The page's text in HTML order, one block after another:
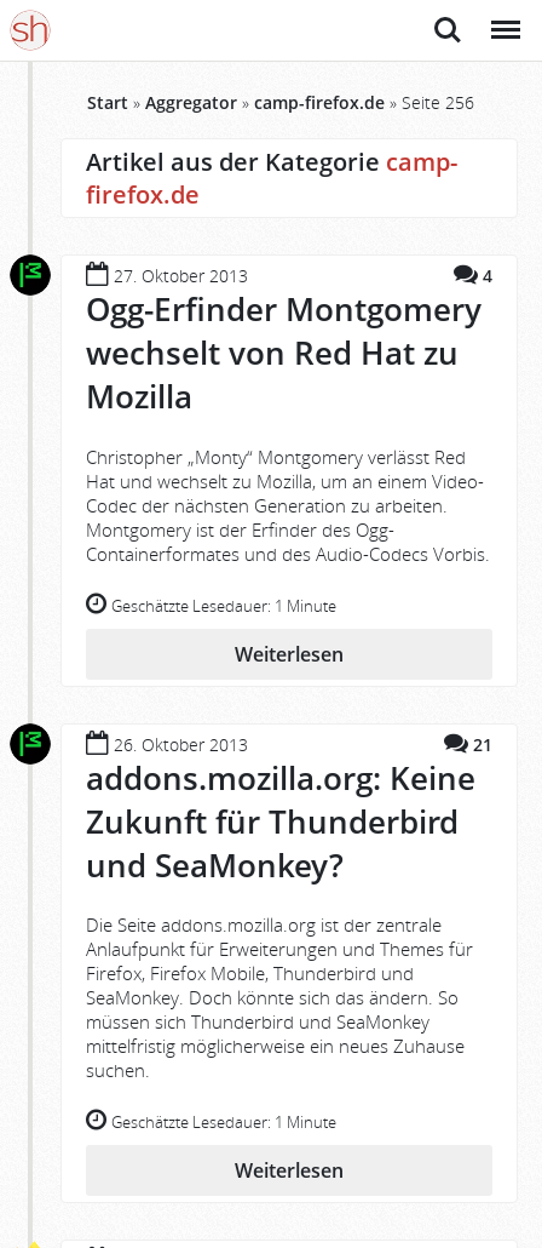
Suche Menü
Start » Aggregator » camp-firefox.de » Seite 256
Artikel aus der Kategorie camp-
firefox.de
27. Oktober 2013 4
Ogg-Erfinder Montgomery
wechselt von Red Hat zu
Mozilla
Christopher „Monty“ Montgomery verlässt Red
Hat und wechselt zu Mozilla, um an einem Video-
Codec der nächsten Generation zu arbeiten.
Montgomery ist der Erfinder des Ogg-
Containerformates und des Audio-Codecs Vorbis.
Geschätzte Lesedauer: 1 Minute
Weiterlesen
26. Oktober 2013 21
addons.mozilla.org: Keine
Zukunft für Thunderbird
und SeaMonkey?
Die Seite addons.mozilla.org ist der zentrale
Anlaufpunkt für Erweiterungen und Themes für
Firefox, Firefox Mobile, Thunderbird und
SeaMonkey. Doch könnte sich das ändern. So
müssen sich Thunderbird und SeaMonkey
mittelfristig möglicherweise ein neues Zuhause
suchen.
Geschätzte Lesedauer: 1 Minute
Weiterlesen